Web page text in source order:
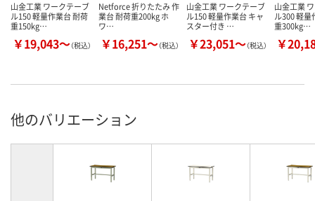
山金工業 ワークテーブ
ル150 軽量作業台 耐荷
重150kg…
￥19,043～（税込）
Netforce 折りたたみ 作
業台 耐荷重200kg ホ
ワ…
￥16,251～（税込）
山金工業 ワークテーブ
ル150 軽量作業台 キャ
スター付き …
￥23,051～（税込）
山金工業
ル300 軽量
重300kg…
￥
他のバリエーション